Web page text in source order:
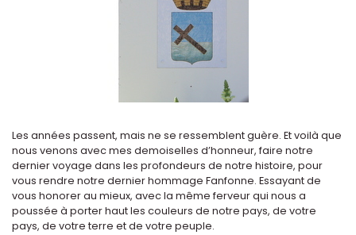
Les années passent, mais ne se ressemblent guère. Et voilà que
nous venons avec mes demoiselles d’honneur, faire notre
dernier voyage dans les profondeurs de notre histoire, pour
vous rendre notre dernier hommage Fanfonne. Essayant de
vous honorer au mieux, avec la même ferveur qui nous a
poussée à porter haut les couleurs de notre pays, de votre
pays, de votre terre et de votre peuple.